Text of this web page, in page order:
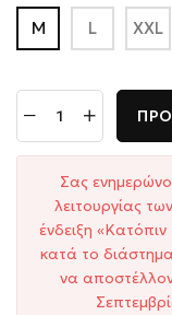
M L XXL
Σας
λειτουργίας
ένδειξη
κατά το
να